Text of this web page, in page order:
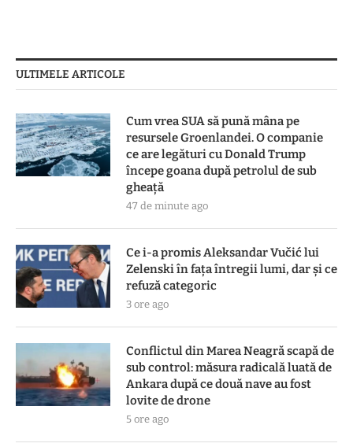
ULTIMELE ARTICOLE
Cum vrea SUA să pună mâna pe
resursele Groenlandei. O companie
ce are legături cu Donald Trump
începe goana după petrolul de sub
gheață
47 de minute ago
Ce i-a promis Aleksandar Vučić lui
Zelenski în fața întregii lumi, dar și ce
refuză categoric
3 ore ago
Conflictul din Marea Neagră scapă de
sub control: măsura radicală luată de
Ankara după ce două nave au fost
lovite de drone
5 ore ago